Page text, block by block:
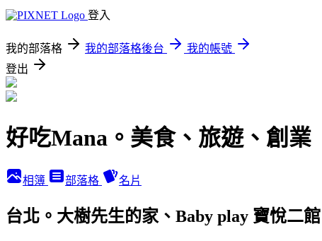
登入
我的部落格 我的部落格後台
我的帳號
登出
好吃Mana。美食、旅遊、創業
相簿 部落格 名片
台北。大樹先生的家、Baby play 寶悅二